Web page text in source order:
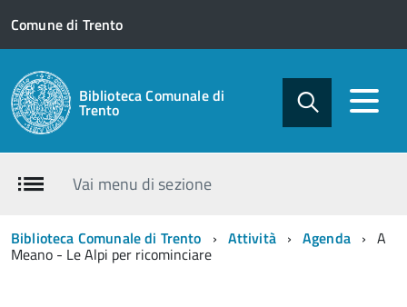
Comune di Trento
Biblioteca Comunale di
Trento
Vai menu di sezione
Biblioteca Comunale di Trento Attività Agenda A
Meano - Le Alpi per ricominciare